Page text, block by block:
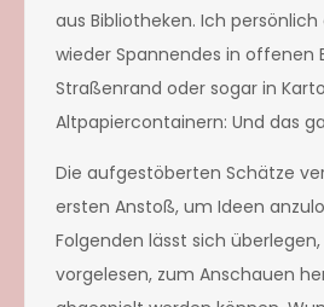
aus Bibliotheken. Ich
wieder Spannendes in offenen
Straßenrand oder sogar in
Altpapiercontainern: Und das
Die aufgestöberten Schätze
ersten Anstoß, um Ideen
Folgenden lässt sich
vorgelesen, zum Anschauen